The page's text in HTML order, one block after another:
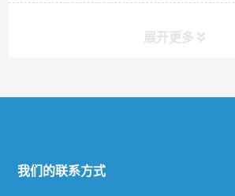
展开更多
我们的联系方式